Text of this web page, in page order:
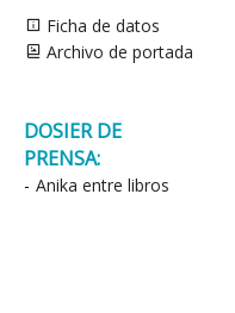
Ficha de datos
Archivo de portada
DOSIER DE
PRENSA:
- Anika entre libros